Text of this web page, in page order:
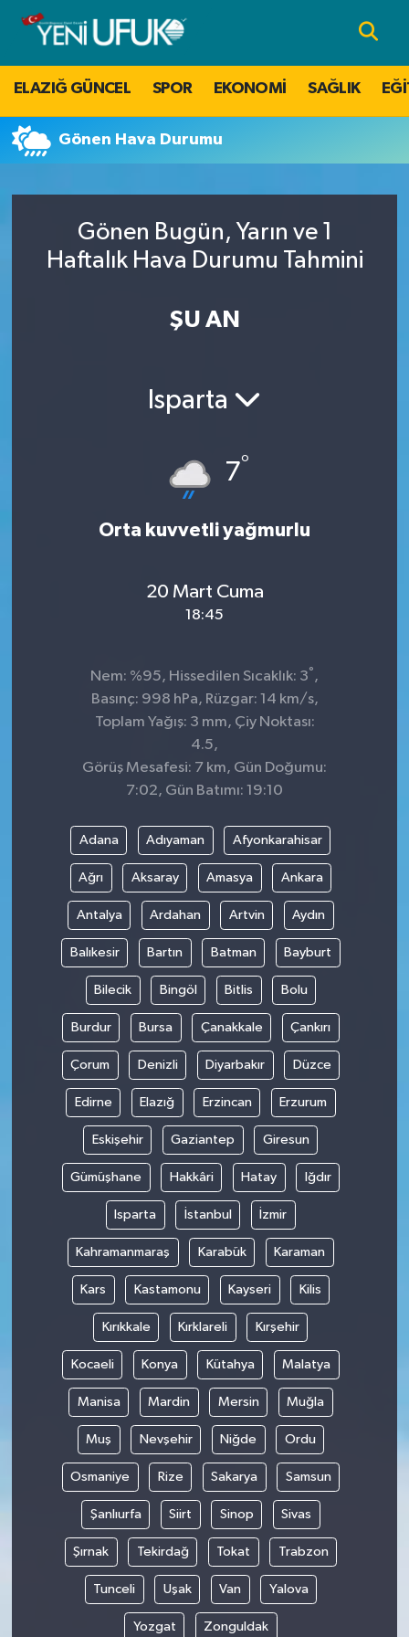
ELAZIĞ GÜNCEL SPOR EKONOMİ SAĞLIK
Gönen Hava Durumu
Gönen Bugün, Yarın ve 1
Haftalık Hava Durumu Tahmini
ŞU AN
Isparta
7°
Orta kuvvetli yağmurlu
20 Mart Cuma
18:45
Nem: %95, Hissedilen Sıcaklık: 3° ,
Basınç: 998 hPa, Rüzgar: 14 km/s,
Toplam Yağış: 3 mm, Çiy Noktası:
4.5,
Görüş Mesafesi: 7 km, Gün Doğumu:
7:02, Gün Batımı: 19:10
Adana Adıyaman Afyonkarahisar
Ağrı Aksaray Amasya Ankara
Antalya Ardahan Artvin Aydın
Balıkesir Bartın Batman Bayburt
Bilecik Bingöl Bitlis Bolu
Burdur Bursa Çanakkale Çankırı
Çorum Denizli Diyarbakır Düzce
Edirne Elazığ Erzincan Erzurum
Eskişehir Gaziantep Giresun
Gümüşhane Hakkâri Hatay Iğdır
Isparta İstanbul İzmir
Kahramanmaraş Karabük Karaman
Kars Kastamonu Kayseri Kilis
Kırıkkale Kırklareli Kırşehir
Kocaeli Konya Kütahya Malatya
Manisa Mardin Mersin Muğla
Muş Nevşehir Niğde Ordu
Osmaniye Rize Sakarya Samsun
Şanlıurfa Siirt Sinop Sivas
Şırnak Tekirdağ Tokat Trabzon
Tunceli Uşak Van Yalova
Yozgat Zonguldak
Nöbetçi Eczaneler
Hava Durumu
Namaz Vakitleri
Süper Lig Puan Durumu ve Fikstür